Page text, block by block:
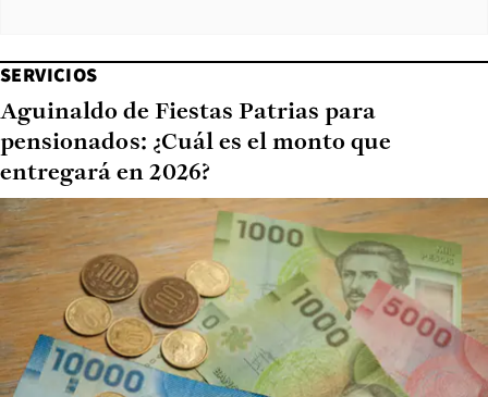
SERVICIOS
Aguinaldo de Fiestas Patrias para
pensionados: ¿Cuál es el monto que
entregará en 2026?